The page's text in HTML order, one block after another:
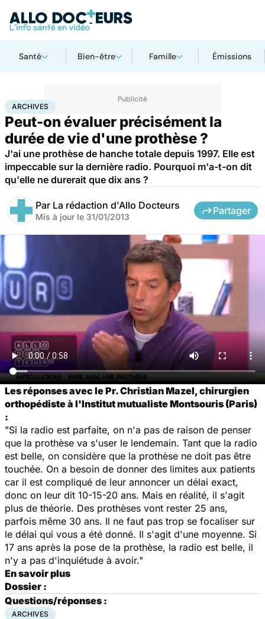
Santé Bien-être Famille Émissions
AccueilSantéArchives
ARCHIVES
Peut-on évaluer précisément la
durée de vie d'une prothèse ?
J'ai une prothèse de hanche totale depuis 1997. Elle est
impeccable sur la dernière radio. Pourquoi m'a-t-on dit
qu'elle ne durerait que dix ans ?
Par La rédaction d'Allo Docteurs
Mis à jour le 31/01/2013
Partager
Les réponses avec le Pr. Christian Mazel, chirurgien
orthopédiste à l'Institut mutualiste Montsouris (Paris)
:
"Si la radio est parfaite, on n'a pas de raison de penser
que la prothèse va s'user le lendemain. Tant que la radio
est belle, on considère que la prothèse ne doit pas être
touchée. On a besoin de donner des limites aux patients
car il est compliqué de leur annoncer un délai exact,
donc on leur dit 10-15-20 ans. Mais en réalité, il s'agit
plus de théorie. Des prothèses vont rester 25 ans,
parfois même 30 ans. Il ne faut pas trop se focaliser sur
le délai qui vous a été donné. Il s'agit d'une moyenne. Si
17 ans après la pose de la prothèse, la radio est belle, il
n'y a pas d'inquiétude à avoir."
En savoir plus
Dossier :
Questions/réponses :
ARCHIVES